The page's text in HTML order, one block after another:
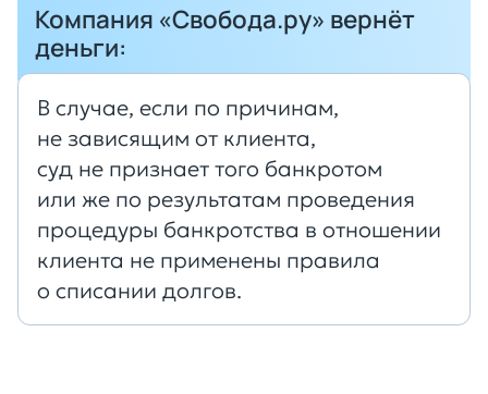
Компания «Свобода.ру» вернёт
деньги:
В случае, если по причинам,
не зависящим от клиента,
суд не признает того банкротом
или же по результатам проведения
процедуры банкротства в отношении
клиента не применены правила
о списании долгов.